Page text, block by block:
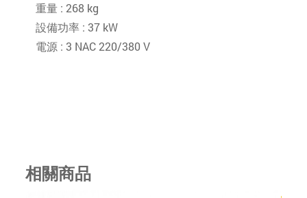
重量 : 268 kg
設備功率 : 37 kW
電源 : 3 NAC 220/380 V
相關商品